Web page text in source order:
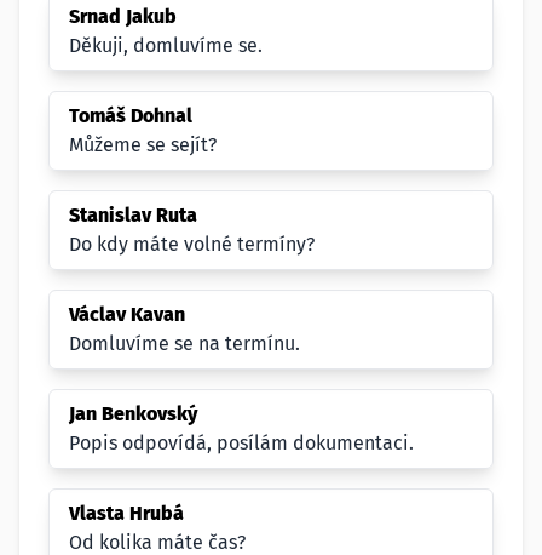
Srnad Jakub
Děkuji, domluvíme se.
Tomáš Dohnal
Můžeme se sejít?
Stanislav Ruta
Do kdy máte volné termíny?
Václav Kavan
Domluvíme se na termínu.
Jan Benkovský
Popis odpovídá, posílám dokumentaci.
Vlasta Hrubá
Od kolika máte čas?